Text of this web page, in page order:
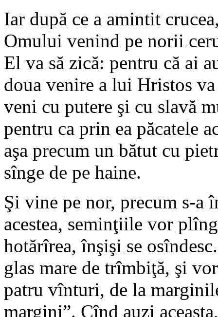
Iar după ce a amintit
Omului venind pe norii
El va să zică: pentru că ai
doua venire a lui Hristos
veni cu putere şi cu slavă
pentru ca prin ea păcatele
aşa precum un bătut cu
sînge de pe haine.
Şi vine pe nor, precum s-a
acestea, seminţiile vor
hotărîrea, înşişi se
glas mare de trîmbiţă, şi
patru vînturi, de la
margini”. Cînd auzi